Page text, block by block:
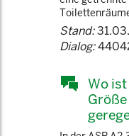
Stand:
Dialog:
Wo